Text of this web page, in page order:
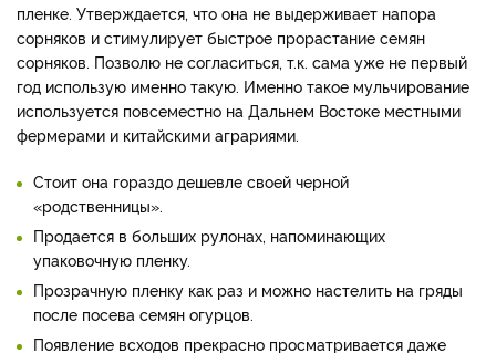
пленке. Утверждается, что она не выдерживает напора
сорняков и стимулирует быстрое прорастание семян
сорняков. Позволю не согласиться, т.к. сама уже не первый
год использую именно такую. Именно такое мульчирование
используется повсеместно на Дальнем Востоке местными
фермерами и китайскими аграриями.
Стоит она гораздо дешевле своей черной
«родственницы».
Продается в больших рулонах, напоминающих
упаковочную пленку.
Прозрачную пленку как раз и можно настелить на гряды
после посева семян огурцов.
Появление всходов прекрасно просматривается даже